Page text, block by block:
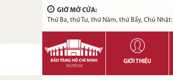
GIỜ MỞ CỬA:
Thứ Ba, thứ Tư, thứ Năm, thứ Bẩy, Chủ Nhật:
GIỚI THIỆU